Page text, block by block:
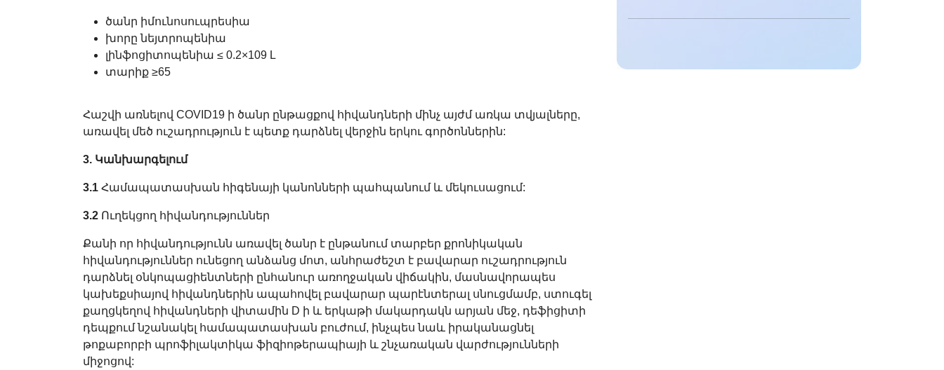
ծանր իմունոսուպրեսիա
խորը նեյտրոպենիա
լինֆոցիտոպենիա ≤ 0.2×109 L
տարիք ≥65
Հաշվի առնելով COVID19 ի ծանր ընթացքով հիվանդների մինչ այժմ առկա տվյալները,
առավել մեծ ուշադրություն է պետք դարձնել վերջին երկու գործոններին:
3. Կանխարգելում
3.1 Համապատասխան հիգենայի կանոնների պահպանում և մեկուսացում:
3.2 Ուղեկցող հիվանդություններ
Քանի որ հիվանդությունն առավել ծանր է ընթանում տարբեր քրոնիկական
հիվանդություններ ունեցող անձանց մոտ, անհրաժեշտ է բավարար ուշադրություն
դարձնել օնկոպացիենտների ընհանուր առողջական վիճակին, մասնավորապես
կախեքսիայով հիվանդներին ապահովել բավարար պարէնտերալ սնուցմամբ, ստուգել
քաղցկեղով հիվանդների վիտամին D ի և երկաթի մակարդակն արյան մեջ, դեֆիցիտի
դեպքում նշանակել համապատասխան բուժում, ինչպես նաև իրականացնել
թոքաբորբի պրոֆիլակտիկա ֆիզիոթերապիայի և շնչառական վարժությունների
միջոցով: